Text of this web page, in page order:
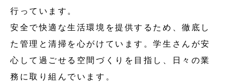
行っています。
安全で快適な生活環境を提供するため、徹底し
た管理と清掃を心がけています。学生さんが安
心して過ごせる空間づくりを目指し、日々の業
務に取り組んでいます。